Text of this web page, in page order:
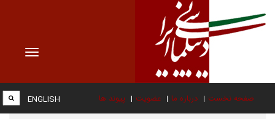
Toggle
صفحه نخست درباره ما عضویت پیوند ها ENGLISH